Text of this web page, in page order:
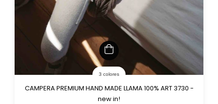
3 colores
CAMPERA PREMIUM HAND MADE LLAMA 100% ART 3730 -
new in!